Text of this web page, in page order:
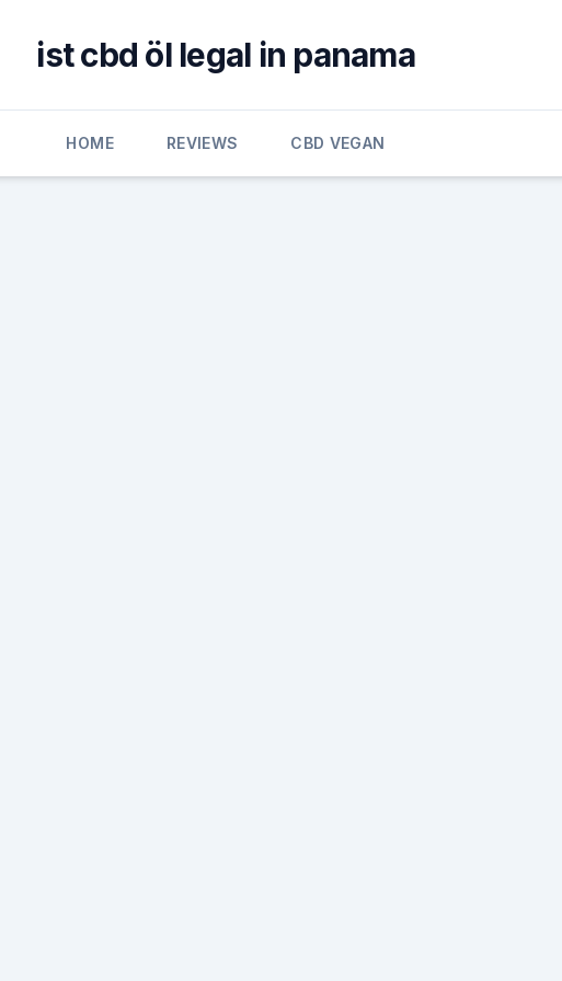
ist cbd öl legal in panama
HOME REVIEWS CBD VEGAN